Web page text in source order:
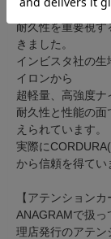
インビスタ社の
耐久性を重要視す
きました。
インビスタ社の
イロンから
超軽量、高強度
耐久性と性能の
えられています。
実際に
から信頼を得てい
【アテンションカ
ANAGRAMで扱
理店発行のアテン